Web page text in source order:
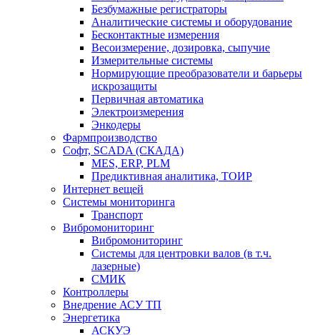
Безбумажные регистраторы
Аналитические системы и оборудование
Бесконтактные измерения
Весоизмерение, дозировка, сыпучие
Измерительные системы
Нормирующие преобразователи и барьеры
искрозащиты
Первичная автоматика
Электроизмерения
Энкодеры
Фармпроизводство
Софт, SCADA (СКАДА)
MES, ERP, PLM
Предиктивная аналитика, ТОИР
Интернет вещей
Системы мониторинга
Транспорт
Вибромониторинг
Вибромониторинг
Системы для центровки валов (в т.ч.
лазерные)
СМИК
Контроллеры
Внедрение АСУ ТП
Энергетика
АСКУЭ